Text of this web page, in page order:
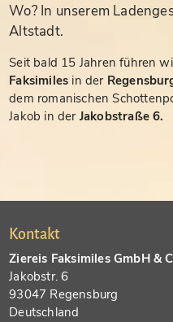
Wo? In unserem
Altstadt.
Seit bald 15 Jahren führen
Faksimiles in der
dem romanischen
Jakob in der Jakobstraße 6.
Kontakt
Ziereis Faksimiles GmbH &
Jakobstr. 6
93047 Regensburg
Deutschland